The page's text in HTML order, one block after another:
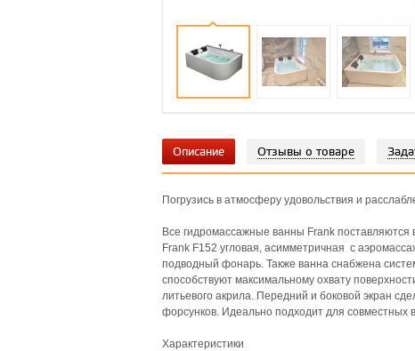
Описание Отзывы о товаре
Погрузись в атмосферу удовольствия и
Все гидромассажные ванны Frank
Frank F152 угловая, асимметричная с
подводный фонарь. Также ванна снабжена
способствуют максимальному охвату
литьевого акрила. Передний и боковой экран
форсунков. Идеально подходит для
Характеристики